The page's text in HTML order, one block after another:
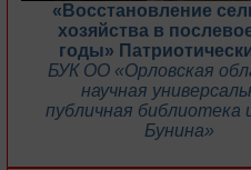
«Восстановление
хозяйства в
годы»
БУК ОО «Орловская
научная
публичная библиотека
Бунина»